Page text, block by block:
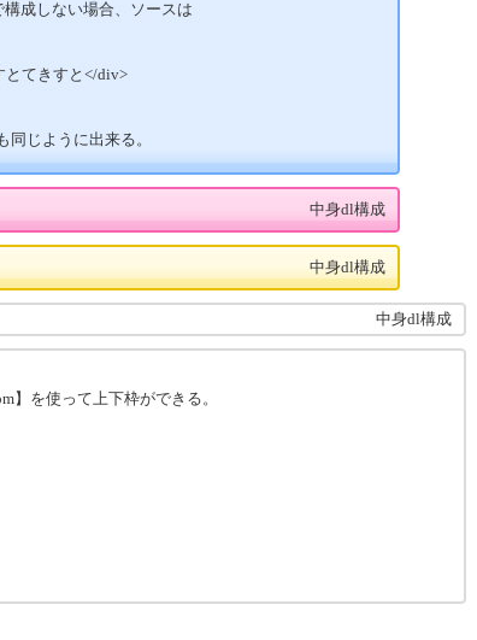
成しない場合、ソースは
とてきすと</div>
同じように出来る。
中身dl構成
中身dl構成
中身dl構成
】を使って上下枠ができる。